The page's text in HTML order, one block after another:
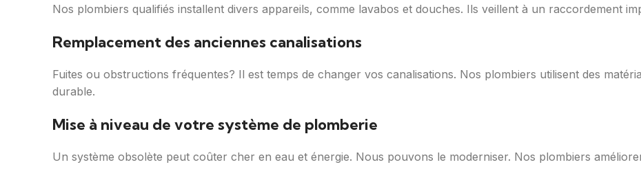
Nos plombiers qualifiés installent divers appareils, comme lavabos et douches. Ils veillent à un raccordement
Remplacement des anciennes canalisations
Fuites ou obstructions fréquentes? Il est temps de changer vos canalisations. Nos plombiers utilisent des
durable.
Mise à niveau de votre système de plomberie
Un système obsolète peut coûter cher en eau et énergie. Nous pouvons le moderniser. Nos plombiers